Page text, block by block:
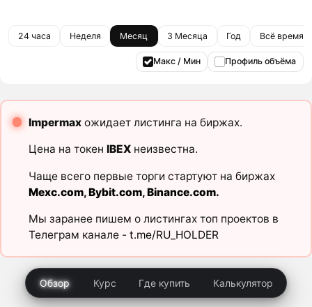
24 часа Неделя Месяц 3 Месяца Год Всё время
Макс / Мин Профиль объёма
Impermaxожидает листинга на биржах.
Цена на токен IBEXнеизвестна.
Чаще всего первые торги стартуют на биржах
Mexc.com,Bybit.com,Binance.com.
Мы заранее пишем о листингах топ проектов в
Телеграм канале - t.me/RU_HOLDER
Обзор Курс Где купить Калькулятор